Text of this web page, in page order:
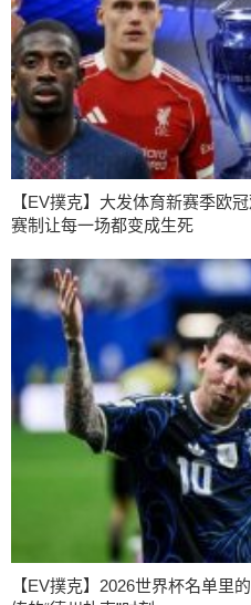
【EV撲克】大发体育新赛季欧
赛制让每一场都变成生死
【EV撲克】2026世界杯名单里